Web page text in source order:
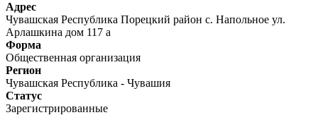
Адрес
Чувашская Республика Порецкий район с. Напольное ул.
Арлашкина дом 117 а
Форма
Общественная организация
Регион
Чувашская Республика - Чувашия
Статус
Зарегистрированные